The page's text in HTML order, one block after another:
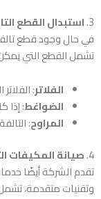
3. استبدال القطع
في حال وجود قطع
تشمل القطع التي يمكن
الفلاتر:
الضواغط: إذا
المراوح:
4. صيانة المكيفات
تقدم الشركة أيضًا
وتقنيات متقدمة،